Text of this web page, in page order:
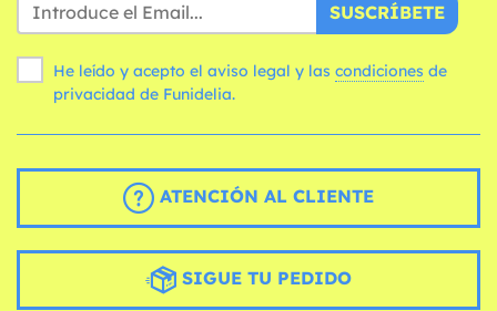
SUSCRÍBETE
He leído y acepto el aviso legal y las condiciones
privacidad de Funidelia.
ATENCIÓN AL CLIENTE
SIGUE TU PEDIDO